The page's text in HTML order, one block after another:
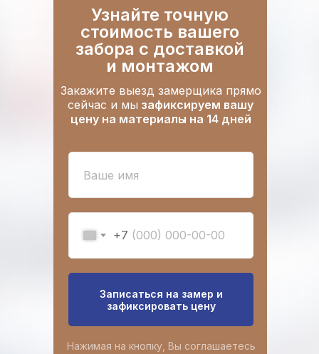
Узнайте точную
стоимость вашего
забора с доставкой
и монтажом
Закажите выезд замерщика прямо
сейчас и мы зафиксируем вашу
цену на материалы на 14 дней
Нажимая на кнопку, Вы соглашаетесь
+7
Записаться на замер и
зафиксировать цену